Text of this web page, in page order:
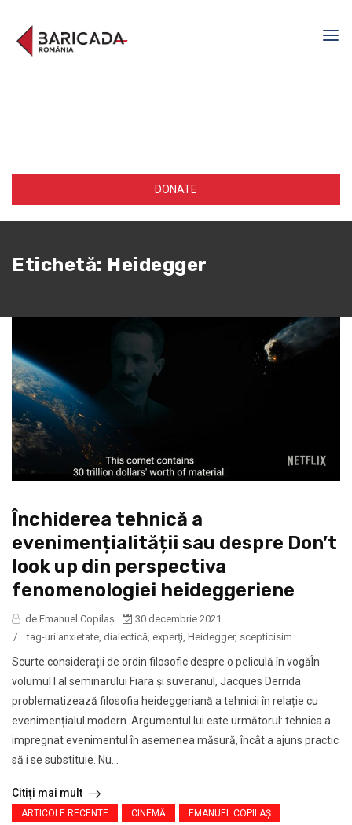
DONATE
Etichetă: Heidegger
Închiderea tehnică a
evenimențialității sau despre Don’t
look up din perspectiva
fenomenologiei heideggeriene
de Emanuel Copilaș
30 decembrie 2021
/
tag-uri:anxietate, dialectică, experţi, Heidegger, scepticisim
Scurte considerații de ordin filosofic despre o peliculă în vogăÎn
volumul I al seminarului Fiara și suveranul, Jacques Derrida
problematizează filosofia heideggeriană a tehnicii în relație cu
evenimențialul modern. Argumentul lui este următorul: tehnica a
impregnat evenimentul în asemenea măsură, încât a ajuns practic
să i se substituie. Nu...
Citiți mai mult
ARTICOLE RECENTE CINEMĂ EMANUEL COPILAȘ